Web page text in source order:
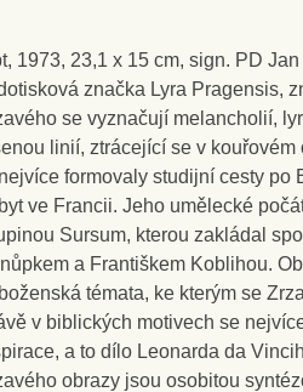
1973, 23,1 x 15 cm, sign. PD
značka Lyra Pragensis,
se vyznačují melancholií,
linií, ztrácející se v
formovaly studijní cesty po
ve Francii. Jeho umělecké
Sursum, kterou zakládal
a Františkem Koblihou.
témata, ke kterým se
v biblických motivech se
a to dílo Leonarda da
obrazy jsou osobitou